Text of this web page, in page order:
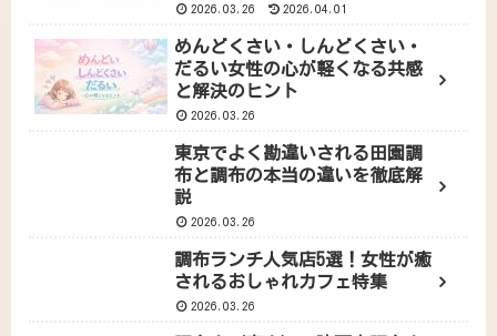
2026.03.26 2026.04.01
めんどくさい・しんどくさい・
だるい女性の心が軽くなる共感
と解決のヒント
2026.03.26
東京でよく勘違いされる田園調
布と調布の本当の違いを徹底解
説
2026.03.26
調布ランチ人気店5選！女性が癒
されるおしゃれカフェ特集
2026.03.26